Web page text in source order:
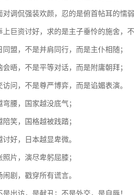
对调侃强装欢颜，忍的是俯首帖耳的懦
上巨资讨好，求的是主子垂怜的施舍，
同盟，不是并肩同行，而是主仆相随；
会晤，不是平等对话，而是附庸朝拜；
访问，不是尊严博弈，而是谄媚表演。
弯腰，国家越没底气；
陪笑，国格越被践踏；
讨好，日本越显卑微。
照片，演尽卑躬屈膝；
闹剧，戳穿所有谎言。
是出访，是献丑；不是外交，是自辱！